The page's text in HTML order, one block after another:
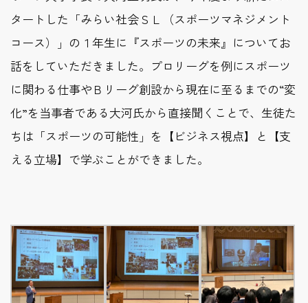
タートした「みらい社会ＳＬ（スポーツマネジメント
コース）」の１年生に『スポーツの未来』についてお
話をしていただきました。プロリーグを例にスポーツ
に関わる仕事やＢリーグ創設から現在に至るまでの“変
化”を当事者である大河氏から直接聞くことで、生徒た
ちは「スポーツの可能性」を【ビジネス視点】と【支
える立場】で学ぶことができました。